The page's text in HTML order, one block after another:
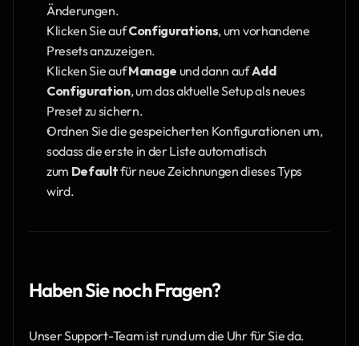
Änderungen.
Klicken Sie auf Configurations, um vorhandene
Presets anzuzeigen.
Klicken Sie auf Manage und dann auf Add
Configuration, um das aktuelle Setup als neues
Preset zu sichern.
Ordnen Sie die gespeicherten Konfigurationen um,
sodass die erste in der Liste automatisch
zum Default für neue Zeichnungen dieses Typs
wird.
Haben Sie noch Fragen?
Unser Support-Team ist rund um die Uhr für Sie da.